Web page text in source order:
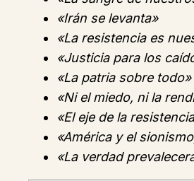
«Irán se levanta»
«La resistencia es
«Justicia para los
«La patria sobre todo»
«Ni el miedo, ni la
«El eje de la
«América y el
«La verdad